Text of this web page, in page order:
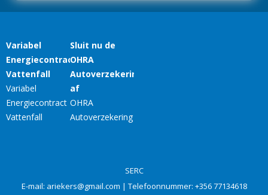
SERC
E-mail: ariekers@gmail.com | Telefoonnummer: +356 77134618